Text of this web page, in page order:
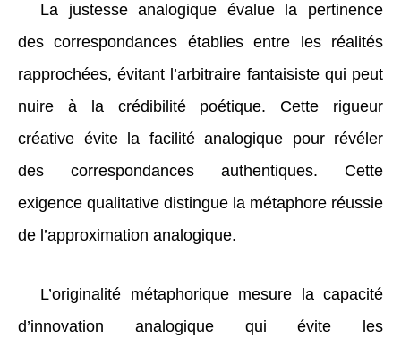
La justesse analogique évalue la pertinence
des correspondances établies entre les réalités
rapprochées, évitant l’arbitraire fantaisiste qui peut
nuire à la crédibilité poétique. Cette rigueur
créative évite la facilité analogique pour révéler
des correspondances authentiques. Cette
exigence qualitative distingue la métaphore réussie
de l’approximation analogique.
L’originalité métaphorique mesure la capacité
d’innovation analogique qui évite les